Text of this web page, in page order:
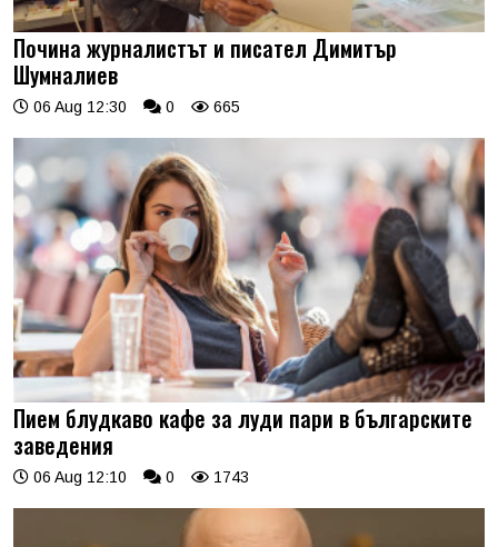
Почина журналистът и писател Димитър
Шумналиев
06 Aug 12:30 0 665
Пием блудкаво кафе за луди пари в българските
заведения
06 Aug 12:10 0 1743